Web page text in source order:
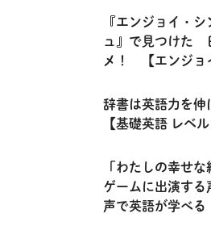
『エンジョイ・
ュ』で見つけた
メ！ 【エンジョ
辞書は英語力を伸
【基礎英語 レベル
「わたしの幸せ
ゲームに出演する
声で英語が学べる